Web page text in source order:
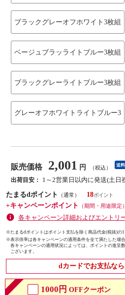
ブラックグレーオフホワイト3枚組
ベージュブラッライトブルー3枚組
ブラックグレーライトブルー3枚組
グレーオフホワイトライトブルー3
販売価格 2,001 円 （税込） 送
出荷目安：
1～2営業日以内に発送(土日
たまるdポイント
（通常）
18
+キャンペーンポイント
（期間・用途限定）
各キャンペーン詳細およびエントリ
※たまるdポイントはポイント支払を除く商品代金(税抜)の1
※表示倍率は各キャンペーンの適用条件を全て満たした場合
各キャンペーンの適用状況によっては、ポイントの進呈
ございます。
dカードでお支払な
1000円 OFFクーポン